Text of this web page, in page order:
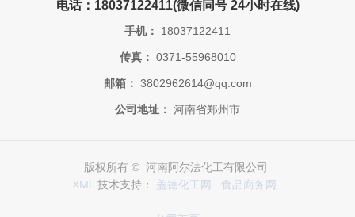
电话：18037122411(微信同号 24小时在线)
手机： 18037122411
传真： 0371-55968010
邮箱： 3802962614@qq.com
公司地址： 河南省郑州市
版权所有 © 河南阿尔法化工有限公司
XML 技术支持： 盖德化工网 食品商务网